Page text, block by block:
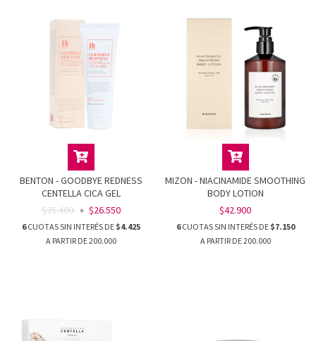
BENTON - GOODBYE REDNESS
CENTELLA CICA GEL
$35.400
$26.550
6CUOTAS SIN INTERÉS DE $4.425
MIZON - NIACINAMIDE SMOOTHING
BODY LOTION
$42.900
6CUOTAS SIN INTERÉS DE $7.150